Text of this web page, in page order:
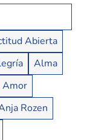
Abierta
Alma
Amor
Rozen